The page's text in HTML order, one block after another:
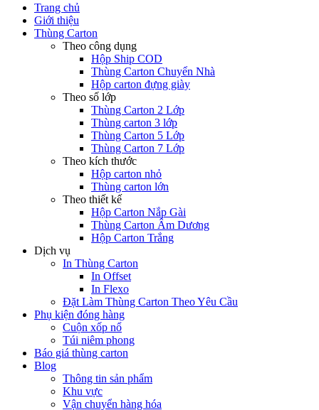
Trang chủ
Giới thiệu
Thùng Carton
Theo công dụng
Hộp Ship COD
Thùng Carton Chuyển Nhà
Hộp carton đựng giày
Theo số lớp
Thùng Carton 2 Lớp
Thùng carton 3 lớp
Thùng Carton 5 Lớp
Thùng Carton 7 Lớp
Theo kích thước
Hộp carton nhỏ
Thùng carton lớn
Theo thiết kế
Hộp Carton Nắp Gài
Thùng Carton Âm Dương
Hộp Carton Trắng
Dịch vụ
In Thùng Carton
In Offset
In Flexo
Đặt Làm Thùng Carton Theo Yêu Cầu
Phụ kiện đóng hàng
Cuộn xốp nổ
Túi niêm phong
Báo giá thùng carton
Blog
Thông tin sản phẩm
Khu vực
Vận chuyển hàng hóa